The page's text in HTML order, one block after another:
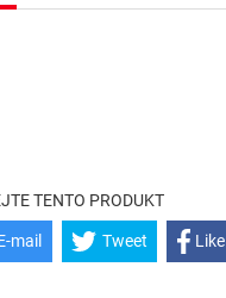
TENTO PRODUKT
mail Tweet Like